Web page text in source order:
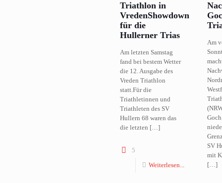
Triathlon in
VredenShowdown
für die
Hullerner Trias
Am letzten Samstag
fand bei bestem Wetter
die 12. Ausgabe des
Vreden Triathlon
statt.Für die
Triathletinnen und
Triathleten des SV
Hullern 68 waren das
die letzten […]
5
Weiterlesen...
Am
SV
mit
[…]